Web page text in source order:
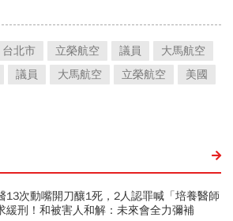
台北市 立榮航空 議員
大馬航空
議員 大馬航空 立榮航空
美國
13次動嘴開刀釀1死，2人認罪喊「培養醫師
緩刑！和被害人和解：未來會全力彌補